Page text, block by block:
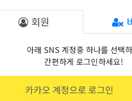
회원
아래 SNS 계정중 하나를 선택
간편하게 로그인하세요!